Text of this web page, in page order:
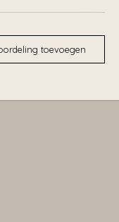
toevoegen